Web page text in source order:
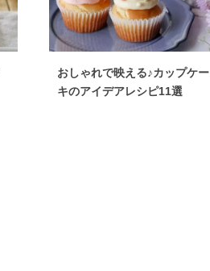
おしゃれで映える♪カップケー
キのアイデアレシピ11選